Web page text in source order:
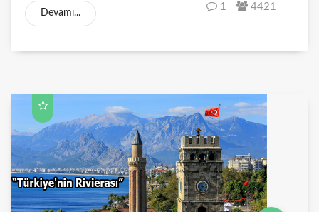
Devamı...
1 4421